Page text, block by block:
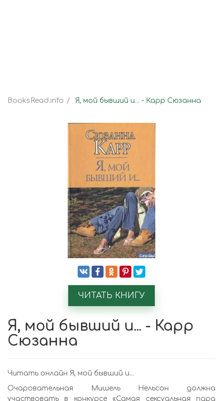
BooksRead.info Я, мой бывший и... - Карр Сюзанна
ЧИТАТЬ КНИГУ
Я, мой бывший и... - Карр
Сюзанна
Читать онлайн Я, мой бывший и...
Очаровательная Мишель Нельсон должна
участвовать в конкурсе «Самая сексуальная пара